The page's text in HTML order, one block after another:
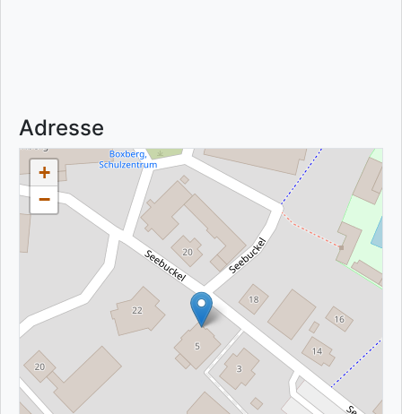
Adresse
+
−